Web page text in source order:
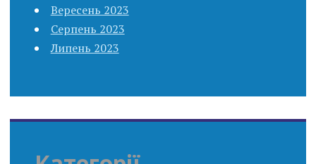
Вересень 2023
Серпень 2023
Липень 2023